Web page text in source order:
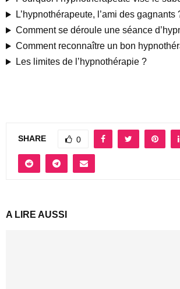
L’hypnothérapeute, l’ami des gagnants
Comment se déroule une séance
Comment reconnaître un bon
Les limites de l’hypnothérapie ?
SHARE 0
A LIRE AUSSI